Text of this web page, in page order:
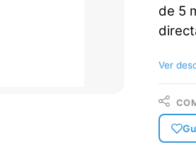
de 5
Ver